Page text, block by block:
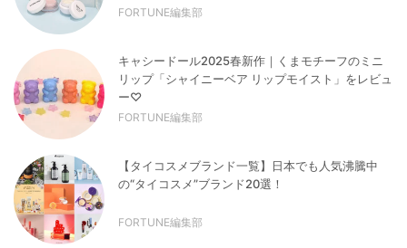
FORTUNE編集部
キャシードール2025春新作｜くまモチーフのミニ
リップ「シャイニーベア リップモイスト」をレビュ
ー♡
FORTUNE編集部
【タイコスメブランド一覧】日本でも人気沸騰中
の“タイコスメ”ブランド20選！
FORTUNE編集部